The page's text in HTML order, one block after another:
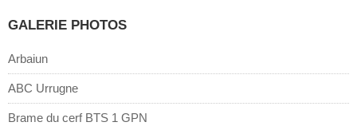
GALERIE PHOTOS
Arbaiun
ABC Urrugne
Brame du cerf BTS 1 GPN